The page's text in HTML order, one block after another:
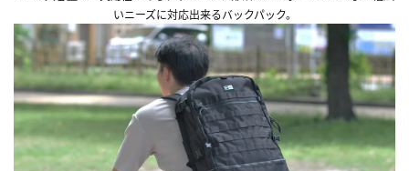
いニーズに対応出来るバックパック。